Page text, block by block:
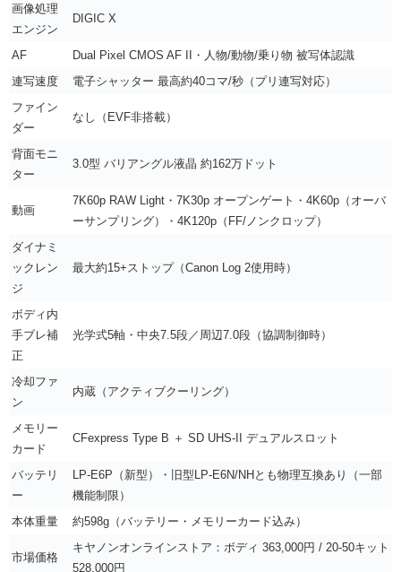
画像処理
エンジン
DIGIC X
AF
Dual Pixel CMOS AF II・人物/動物/乗り物 被写体認識
連写速度
電子シャッター 最高約40コマ/秒（プリ連写対応）
ファイン
ダー
なし（EVF非搭載）
背面モニ
ター
3.0型 バリアングル液晶 約162万ドット
動画
7K60p RAW Light・7K30p オープンゲート・4K60p（オーバ
ーサンプリング）・4K120p（FF/ノンクロップ）
ダイナミ
ックレン
ジ
最大約15+ストップ（Canon Log 2使用時）
ボディ内
手ブレ補
正
光学式5軸・中央7.5段／周辺7.0段（協調制御時）
冷却ファ
ン
内蔵（アクティブクーリング）
メモリー
カード
CFexpress Type B ＋ SD UHS-II デュアルスロット
バッテリ
ー
LP-E6P（新型）・旧型LP-E6N/NHとも物理互換あり（一部
機能制限）
本体重量
約598g（バッテリー・メモリーカード込み）
市場価格
キヤノンオンラインストア：ボディ 363,000円 / 20-50キット
528,000円